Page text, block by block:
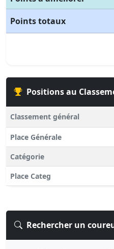
Points totaux
Positions au
Classement général
Place Générale
Catégorie
Place Categ
Rechercher un